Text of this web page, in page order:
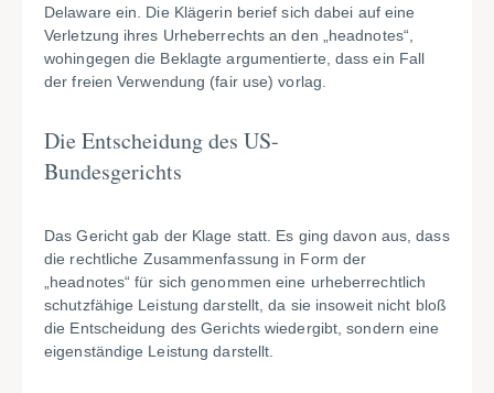
Delaware ein. Die Klägerin berief sich dabei auf eine
Verletzung ihres Urheberrechts an den „headnotes“,
wohingegen die Beklagte argumentierte, dass ein Fall
der freien Verwendung (fair use) vorlag.
Die Entscheidung des US-
Bundesgerichts
Das Gericht gab der Klage statt. Es ging davon aus, dass
die rechtliche Zusammenfassung in Form der
„headnotes“ für sich genommen eine urheberrechtlich
schutzfähige Leistung darstellt, da sie insoweit nicht bloß
die Entscheidung des Gerichts wiedergibt, sondern eine
eigenständige Leistung darstellt.